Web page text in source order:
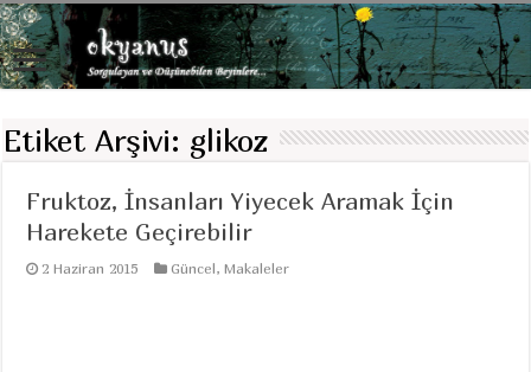
Etiket Arşivi: glikoz
Fruktoz, İnsanları Yiyecek Aramak İçin
Harekete Geçirebilir
2 Haziran 2015 Güncel,Makaleler